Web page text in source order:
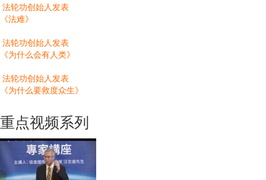
法轮功创始人发表
《法难》
法轮功创始人发表
《为什么会有人类》
法轮功创始人发表
《为什么要救度众生》
重点视频系列